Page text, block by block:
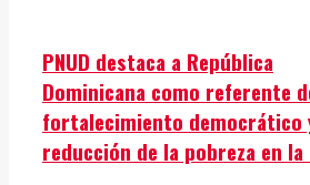
PNUD destaca a República
Dominicana como referente
fortalecimiento democrático
reducción de la pobreza en